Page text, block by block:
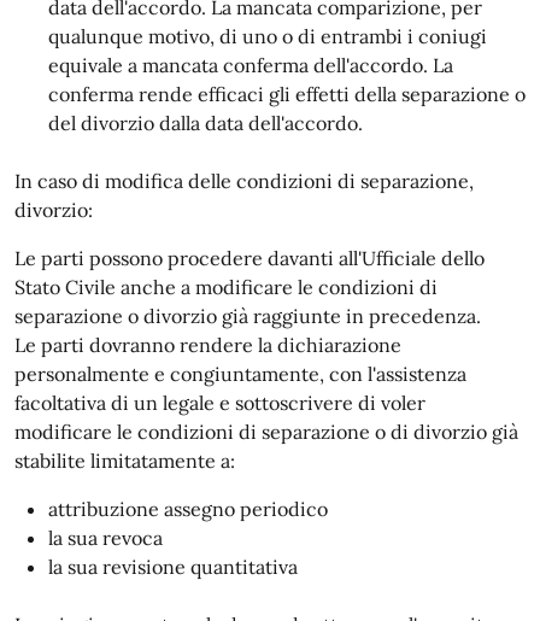
data dell'accordo. La mancata comparizione, per
qualunque motivo, di uno o di entrambi i coniugi
equivale a mancata conferma dell'accordo. La
conferma rende efficaci gli effetti della separazione o
del divorzio dalla data dell'accordo.
In caso di modifica delle condizioni di separazione,
divorzio:
Le parti possono procedere davanti all'Ufficiale dello
Stato Civile anche a modificare le condizioni di
separazione o divorzio già raggiunte in precedenza.
Le parti dovranno rendere la dichiarazione
personalmente e congiuntamente, con l'assistenza
facoltativa di un legale e sottoscrivere di voler
modificare le condizioni di separazione o di divorzio già
stabilite limitatamente a:
attribuzione assegno periodico
la sua revoca
la sua revisione quantitativa